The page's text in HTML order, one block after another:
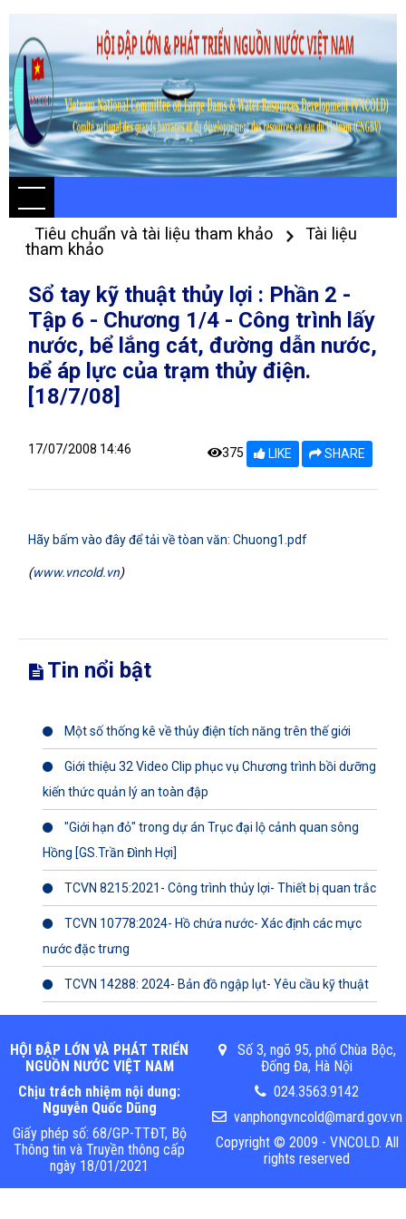
Tiêu chuẩn và tài liệu tham khảo
Tài liệu
tham khảo
Sổ tay kỹ thuật thủy lợi : Phần 2 -
Tập 6 - Chương 1/4 - Công trình lấy
nước, bể lắng cát, đường dẫn nước,
bể áp lực của trạm thủy điện.
[18/7/08]
17/07/2008 14:46 375 LIKE SHARE
Hãy bấm vào đây để tải về tòan văn: Chuong1.pdf
(www.vncold.vn)
Tin nổi bật
Một số thống kê về thủy điện tích năng trên thế giới
Giới thiệu 32 Video Clip phục vụ Chương trình bồi dưỡng
kiến thức quản lý an toàn đập
"Giới hạn đỏ" trong dự án Trục đại lộ cảnh quan sông
Hồng [GS.Trần Đình Hợi]
TCVN 8215:2021- Công trình thủy lợi- Thiết bị quan trắc
TCVN 10778:2024- Hồ chứa nước- Xác định các mực
nước đặc trưng
TCVN 14288: 2024- Bản đồ ngập lụt- Yêu cầu kỹ thuật
HỘI ĐẬP LỚN VÀ PHÁT TRIỂN
NGUỒN NƯỚC VIỆT NAM
Chịu trách nhiệm nội dung:
Nguyễn Quốc Dũng
Giấy phép số: 68/GP-TTĐT, Bộ
Thông tin và Truyền thông cấp
ngày 18/01/2021
Số 3, ngõ 95, phố Chùa Bộc,
Đống Đa, Hà Nội
024.3563.9142
vanphongvncold@mard.gov.vn
Copyright © 2009 - VNCOLD. All
rights reserved